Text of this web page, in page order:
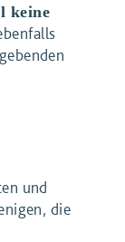
keine
und
die